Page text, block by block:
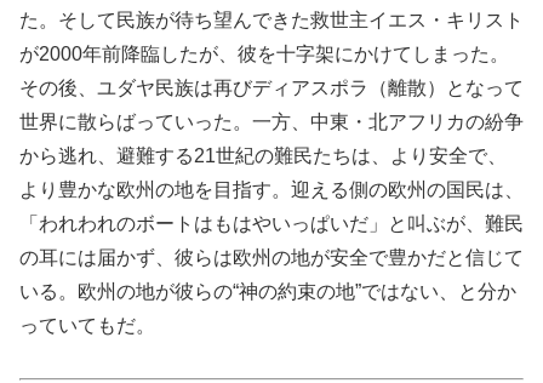
た。そして民族が待ち望んできた救世主イエス・キリスト
が2000年前降臨したが、彼を十字架にかけてしまった。
その後、ユダヤ民族は再びディアスポラ（離散）となって
世界に散らばっていった。一方、中東・北アフリカの紛争
から逃れ、避難する21世紀の難民たちは、より安全で、
より豊かな欧州の地を目指す。迎える側の欧州の国民は、
「われわれのボートはもはやいっぱいだ」と叫ぶが、難民
の耳には届かず、彼らは欧州の地が安全で豊かだと信じて
いる。欧州の地が彼らの“神の約束の地”ではない、と分か
っていてもだ。